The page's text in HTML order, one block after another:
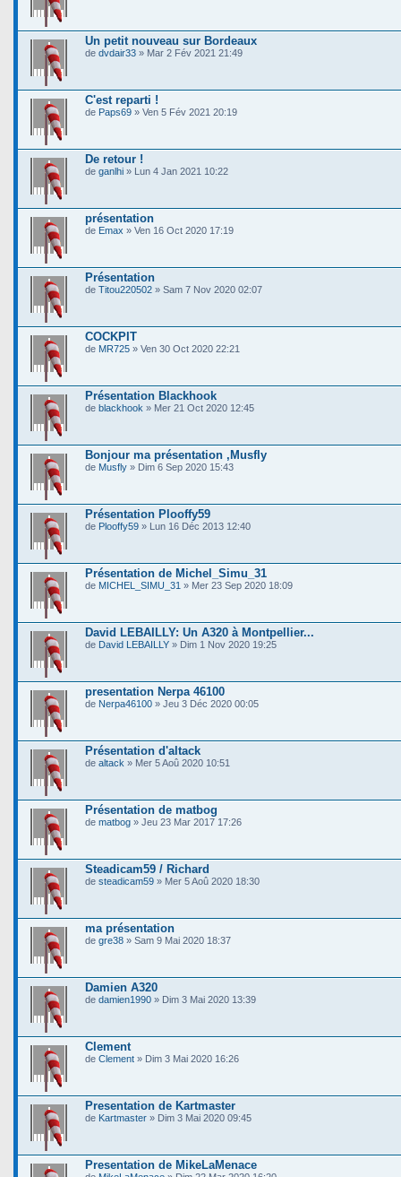
Un petit nouveau sur Bordeaux
de dvdair33 » Mar 2 Fév 2021 21:49
C'est reparti !
de Paps69 » Ven 5 Fév 2021 20:19
De retour !
de ganlhi » Lun 4 Jan 2021 10:22
présentation
de Emax » Ven 16 Oct 2020 17:19
Présentation
de Titou220502 » Sam 7 Nov 2020 02:07
COCKPIT
de MR725 » Ven 30 Oct 2020 22:21
Présentation Blackhook
de blackhook » Mer 21 Oct 2020 12:45
Bonjour ma présentation ,Musfly
de Musfly » Dim 6 Sep 2020 15:43
Présentation Plooffy59
de Plooffy59 » Lun 16 Déc 2013 12:40
Présentation de Michel_Simu_31
de MICHEL_SIMU_31 » Mer 23 Sep 2020 18:09
David LEBAILLY: Un A320 à Montpellier...
de David LEBAILLY » Dim 1 Nov 2020 19:25
presentation Nerpa 46100
de Nerpa46100 » Jeu 3 Déc 2020 00:05
Présentation d'altack
de altack » Mer 5 Aoû 2020 10:51
Présentation de matbog
de matbog » Jeu 23 Mar 2017 17:26
Steadicam59 / Richard
de steadicam59 » Mer 5 Aoû 2020 18:30
ma présentation
de gre38 » Sam 9 Mai 2020 18:37
Damien A320
de damien1990 » Dim 3 Mai 2020 13:39
Clement
de Clement » Dim 3 Mai 2020 16:26
Presentation de Kartmaster
de Kartmaster » Dim 3 Mai 2020 09:45
Presentation de MikeLaMenace